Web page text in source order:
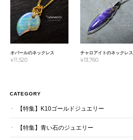
オパールのネックレス
¥11,520
チャロアイトのネックレス
¥13,760
CATEGORY
【特集】K10ゴールドジュエリー
【特集】青い石のジュエリー